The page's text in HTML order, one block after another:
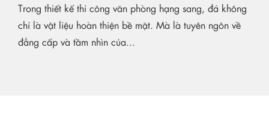
Trong thiết kế thi công văn phòng hạng sang, đá không
chỉ là vật liệu hoàn thiện bề mặt. Mà là tuyên ngôn về
đẳng cấp và tầm nhìn của...